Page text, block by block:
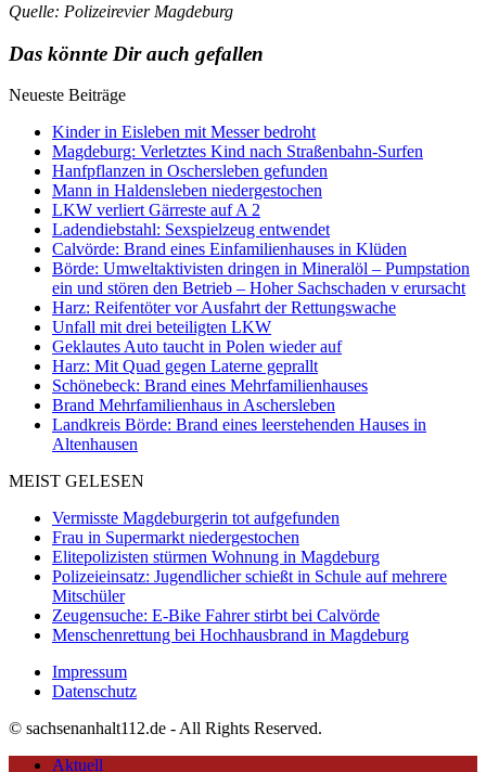
Quelle: Polizeirevier Magdeburg
Das könnte Dir auch gefallen
Neueste Beiträge
Kinder in Eisleben mit Messer bedroht
Magdeburg: Verletztes Kind nach Straßenbahn-Surfen
Hanfpflanzen in Oschersleben gefunden
Mann in Haldensleben niedergestochen
LKW verliert Gärreste auf A 2
Ladendiebstahl: Sexspielzeug entwendet
Calvörde: Brand eines Einfamilienhauses in Klüden
Börde: Umweltaktivisten dringen in Mineralöl – Pumpstation
ein und stören den Betrieb – Hoher Sachschaden v erursacht
Harz: Reifentöter vor Ausfahrt der Rettungswache
Unfall mit drei beteiligten LKW
Geklautes Auto taucht in Polen wieder auf
Harz: Mit Quad gegen Laterne geprallt
Schönebeck: Brand eines Mehrfamilienhauses
Brand Mehrfamilienhaus in Aschersleben
Landkreis Börde: Brand eines leerstehenden Hauses in
Altenhausen
MEIST GELESEN
Vermisste Magdeburgerin tot aufgefunden
Frau in Supermarkt niedergestochen
Elitepolizisten stürmen Wohnung in Magdeburg
Polizeieinsatz: Jugendlicher schießt in Schule auf mehrere
Mitschüler
Zeugensuche: E-Bike Fahrer stirbt bei Calvörde
Menschenrettung bei Hochhausbrand in Magdeburg
Impressum
Datenschutz
© sachsenanhalt112.de - All Rights Reserved.
Aktuell